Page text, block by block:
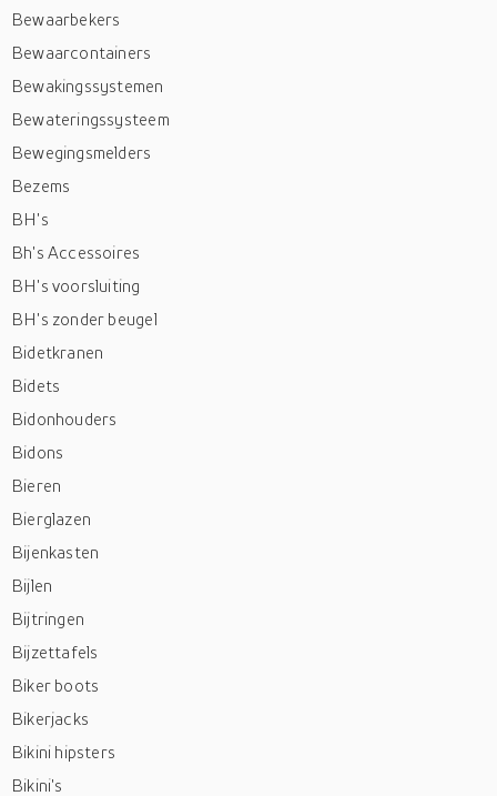
Bewaarbekers
Bewaarcontainers
Bewakingssystemen
Bewateringssysteem
Bewegingsmelders
Bezems
BH's
Bh's Accessoires
BH's voorsluiting
BH's zonder beugel
Bidetkranen
Bidets
Bidonhouders
Bidons
Bieren
Bierglazen
Bijenkasten
Bijlen
Bijtringen
Bijzettafels
Biker boots
Bikerjacks
Bikini hipsters
Bikini's